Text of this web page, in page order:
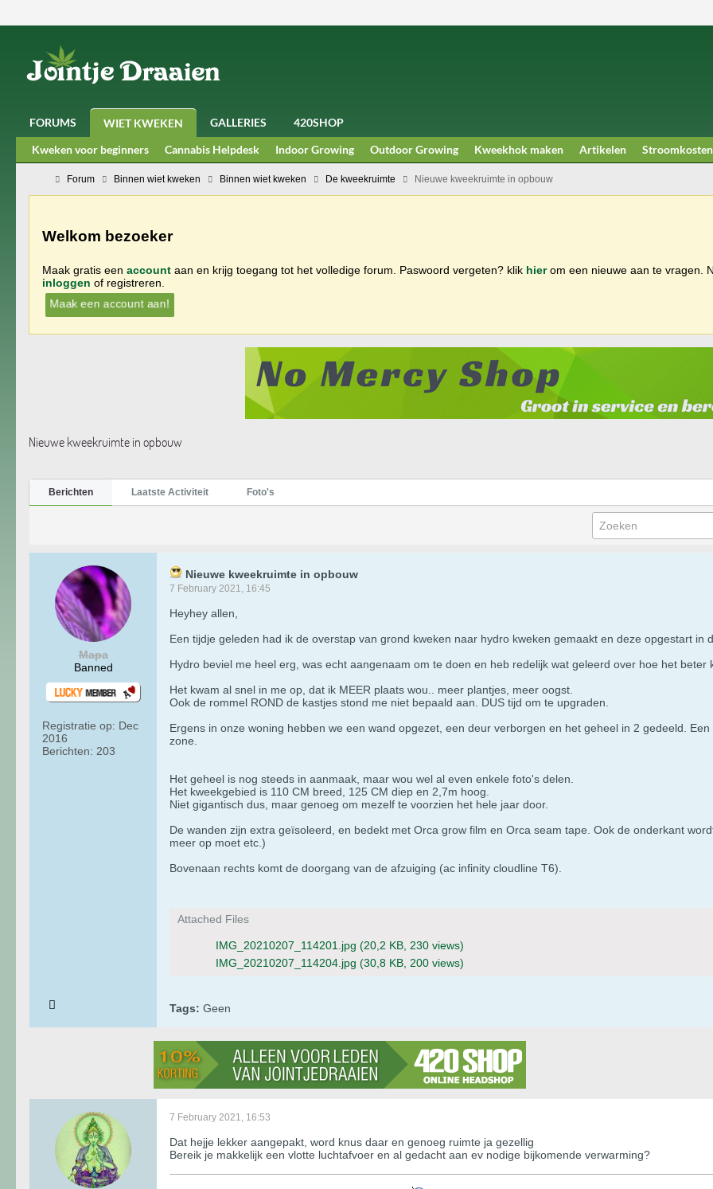
FORUMS WIET KWEKEN GALLERIES
420SHOP
Kweken voor beginners
Cannabis Helpdesk Indoor Growing Outdoor Growing Kweekhok maken Artikelen Stroomkosten
Forum Binnen wiet kweken Binnen wiet kweken De kweekruimte Nieuwe kweekruimte in opbouw
Welkom bezoeker
Maak gratis een account aan en krijg toegang tot het volledige forum. Paswoord vergeten? klik hierom een nieuwe aan te vragen.
inloggen of registreren.
Maak een account aan!
Nieuwe kweekruimte in opbouw
Berichten Laatste Activiteit Foto's
Mapa
Banned
Registratie op: Dec
2016
Berichten: 203
Nieuwe kweekruimte in opbouw
7 February 2021, 16:45
Heyhey allen,
Een tijdje geleden had ik de overstap van grond kweken naar hydro kweken gemaakt en deze opgestart in
Hydro beviel me heel erg, was echt aangenaam om te doen en heb redelijk wat geleerd over hoe het beter
Het kwam al snel in me op, dat ik MEER plaats wou.. meer plantjes, meer oogst.
Ook de rommel ROND de kastjes stond me niet bepaald aan. DUS tijd om te upgraden.
Ergens in onze woning hebben we een wand opgezet, een deur verborgen en het geheel in 2 gedeeld.
zone.
Het geheel is nog steeds in aanmaak, maar wou wel al even enkele foto's delen.
Het kweekgebied is 110 CM breed, 125 CM diep en 2,7m hoog.
Niet gigantisch dus, maar genoeg om mezelf te voorzien het hele jaar door.
De wanden zijn extra geïsoleerd, en bedekt met Orca grow film en Orca seam tape. Ook de onderkant
meer op moet etc.)
Bovenaan rechts komt de doorgang van de afzuiging (ac infinity cloudline T6).
Attached Files
IMG_20210207_114201.jpg (20,2 KB, 230 views)
IMG_20210207_114204.jpg (30,8 KB, 200 views)
Tags: Geen
7 February 2021, 16:53
Dat hejje lekker aangepakt, word knus daar en genoeg ruimte ja gezellig
Bereik je makkelijk een vlotte luchtafvoer en al gedacht aan ev nodige bijkomende verwarming?